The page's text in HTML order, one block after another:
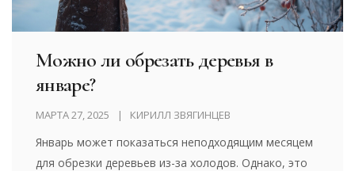
Можно ли обрезать деревья в
январе?
МАРТА 27, 2025 КИРИЛЛ ЗВЯГИНЦЕВ
Январь может показаться неподходящим месяцем
для обрезки деревьев из-за холодов. Однако, это